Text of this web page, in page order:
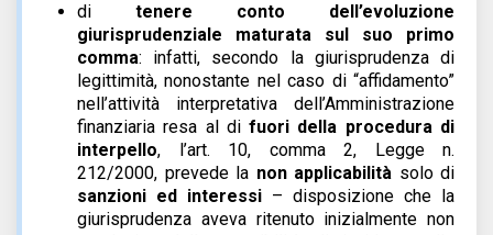
di tenere conto dell’evoluzione
giurisprudenziale maturata sul suo primo
comma: infatti, secondo la giurisprudenza di
legittimità, nonostante nel caso di “affidamento”
nell’attività interpretativa dell’Amministrazione
finanziaria resa al difuori della procedura di
interpello, l’art. 10, comma 2, Legge n.
212/2000, prevede la non applicabilità solo di
sanzioni ed interessi – disposizione che la
giurisprudenza aveva ritenuto inizialmente non